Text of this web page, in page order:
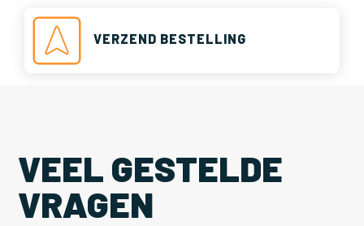
VERZEND BESTELLING
VEEL GESTELDE
VRAGEN